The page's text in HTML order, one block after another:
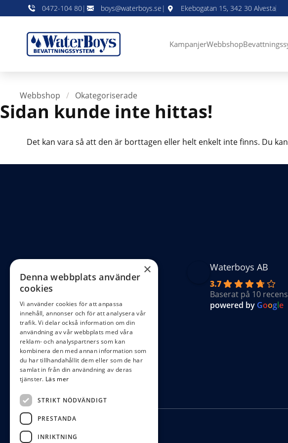
0472-104 80| boys@waterboys.se | Ekebogatan 15, 342 30 Alvesta
KampanjerWebbshop
Webbshop / Okategoriserade
Sidan kunde inte hittas!
Det kan vara så att den är borttagen eller helt enkelt inte finns. Du
Waterboys AB
3.7
Baserat på 10
powered by Google
×
Denna webbplats använder
cookies
Vi använder cookies för att anpassa
innehåll, annonser och för att analysera vår
trafik. Vi delar också information om din
användning av vår webbplats med våra
reklam- och analyspartners som kan
kombinera den med annan information som
du har tillhandahållit dem eller som de har
samlat in från din användning av deras
tjänster. Läs mer
STRIKT NÖDVÄNDIGT
PRESTANDA
INRIKTNING